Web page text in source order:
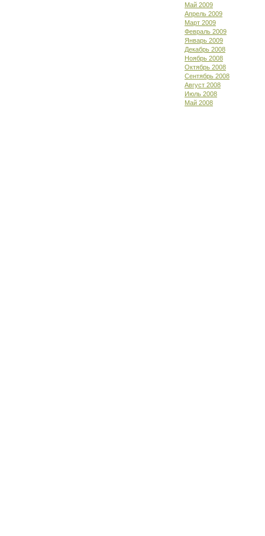
Май 2009
Апрель 2009
Март 2009
Февраль 2009
Январь 2009
Декабрь 2008
Ноябрь 2008
Октябрь 2008
Сентябрь 2008
Август 2008
Июль 2008
Май 2008